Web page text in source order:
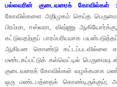
பல்லவரின் குடைவரைக் கோவில்கள் :
கோவில்களை அறிமுகம் செய்த பெருமை
பிரம்மா, ஈஸ்வரா, விஷ்ணு
கட்டுவதற்குப் பாரம்பரியமாக
ஆகியன கொண்டு கட்டப்படவில்லை
மண்டகப்பட்டுக் கல்வெட்டில் பெருமையுடன்
குடைவரைக் கோவில்கள் வழக்கமாக
ஒரு மண்டபத்தைக் கொண்டிருக்கும்;